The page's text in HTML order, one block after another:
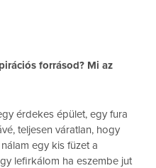
forrásod? Mi az
érdekes épület, egy fura
teljesen váratlan, hogy
egy kis füzet a
lefirkálom ha eszembe jut